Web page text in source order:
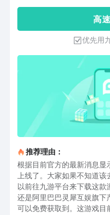
高
优先用
推荐理由：
根据目前官方的最新消息
上线了。大家如果不知道
以前往九游平台来下载这款
还是阿里巴巴灵犀互娱旗
可以免费获取到。这游戏